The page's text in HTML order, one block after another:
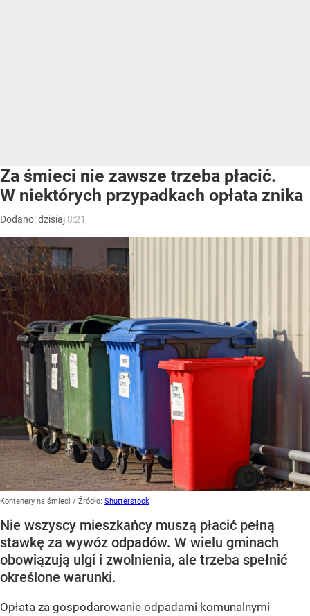
Za śmieci nie zawsze trzeba płacić.
W niektórych przypadkach opłata znika
Dodano:dzisiaj 8:21
Kontenery na śmieci / Źródło: Shutterstock
Nie wszyscy mieszkańcy muszą płacić pełną
stawkę za wywóz odpadów. W wielu gminach
obowiązują ulgi i zwolnienia, ale trzeba spełnić
określone warunki.
Opłata za gospodarowanie odpadami komunalnymi